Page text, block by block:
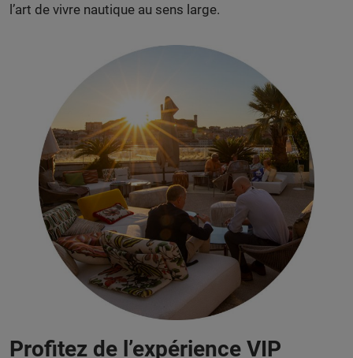
l’art de vivre nautique au sens large.
Profitez de l’expérience VIP